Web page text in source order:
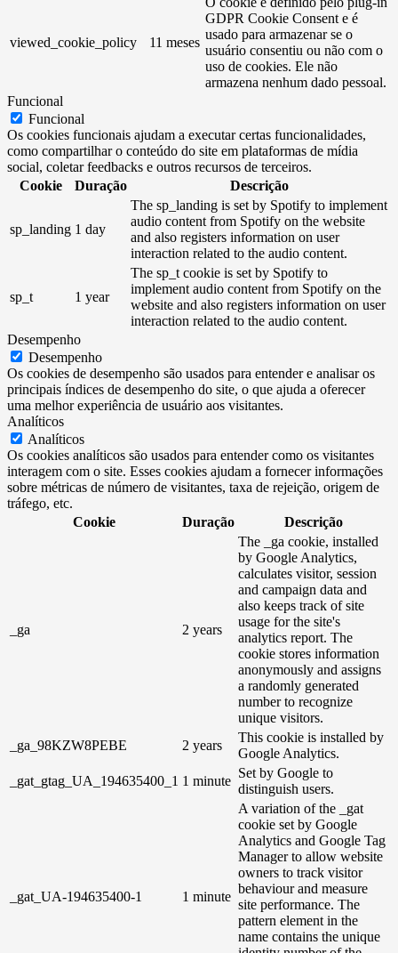
viewed_cookie_policy 11 meses
GDPR Cookie Consent e é
usado para armazenar se o
usuário consentiu ou não com o
uso de cookies. Ele não
armazena nenhum dado pessoal.
Funcional
Funcional
Os cookies funcionais ajudam a executar certas funcionalidades,
como compartilhar o conteúdo do site em plataformas de mídia
social, coletar feedbacks e outros recursos de terceiros.
Cookie
Duração Descrição
sp_landing 1 day
The sp_landing is set by Spotify to implement
audio content from Spotify on the website
and also registers information on user
interaction related to the audio content.
sp_t 1 year
The sp_t cookie is set by Spotify to
implement audio content from Spotify on the
website and also registers information on user
interaction related to the audio content.
Desempenho
Desempenho
Os cookies de desempenho são usados ​​para entender e analisar os
principais índices de desempenho do site, o que ajuda a oferecer
uma melhor experiência de usuário aos visitantes.
Analíticos
Analíticos
Os cookies analíticos são usados ​​para entender como os visitantes
interagem com o site. Esses cookies ajudam a fornecer informações
sobre métricas de número de visitantes, taxa de rejeição, origem de
tráfego, etc.
Cookie
Duração Descrição
_ga 2 years
The _ga cookie, installed
by Google Analytics,
calculates visitor, session
and campaign data and
also keeps track of site
usage for the site's
analytics report. The
cookie stores information
anonymously and assigns
a randomly generated
number to recognize
unique visitors.
_ga_98KZW8PEBE
2 years
This cookie is installed by
Google Analytics.
_gat_gtag_UA_194635400_1 1 minute
Set by Google to
distinguish users.
_gat_UA-194635400-1 1 minute
A variation of the _gat
cookie set by Google
Analytics and Google Tag
Manager to allow website
owners to track visitor
behaviour and measure
site performance. The
pattern element in the
name contains the unique